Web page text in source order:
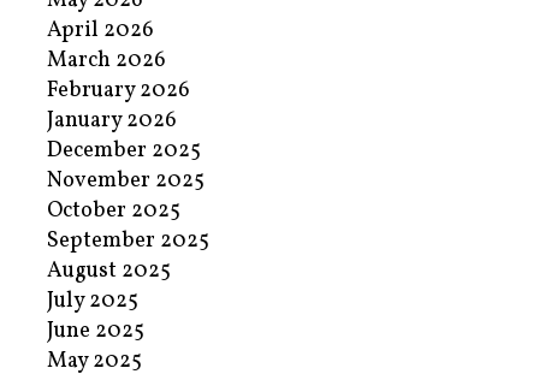
April 2026
March 2026
February 2026
January 2026
December 2025
November 2025
October 2025
September 2025
August 2025
July 2025
June 2025
May 2025